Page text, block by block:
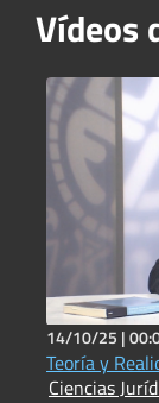
Vídeos
14/10/25 |
Teoría y
Ciencias